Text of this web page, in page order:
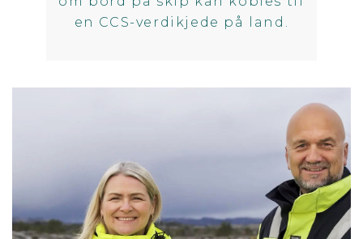
en CCS-verdikjede på land.